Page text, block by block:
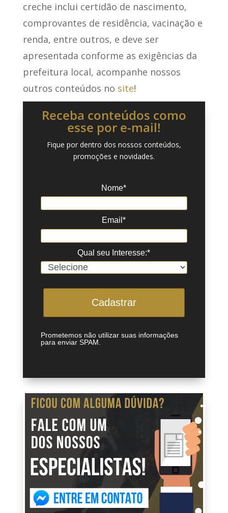
creche inclui certidão de nascimento,
comprovantes de residência, vacinação e
renda, entre outros, e deve ser
apresentada conforme as exigências da
prefeitura local, acompanhe nossos
outros conteúdos no site!
Receba conteúdos como
esse por e-mail!
Fique por dentro dos nossos conteúdos,
promoções e novidades.
Nome*
Email*
Qual seu Interesse:*
Cadastrar
Prometemos não utilizar suas informações
para enviar SPAM.